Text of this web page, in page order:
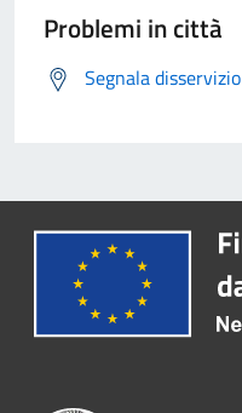
Problemi in città
Segnala disservizio